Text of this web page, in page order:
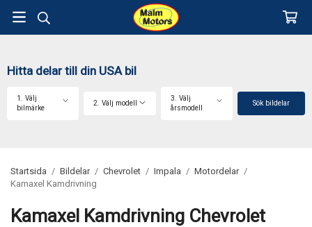
Hitta delar till din USA bil
1. Välj
bilmärke
2. Välj modell
3. Välj
årsmodell
Sök bildelar
Startsida / Bildelar / Chevrolet / Impala / Motordelar /
Kamaxel Kamdrivning
Kamaxel Kamdrivning Chevrolet